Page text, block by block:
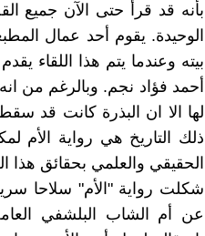
بأنه قد قرأ حتى الآن جميع
الوحيدة. يقوم أحد عمال
بيته وعندما يتم هذا اللقاء
أحمد فؤاد نجم. وبالرغم من
لها الا ان البذرة كانت قد
ذلك التاريخ هي رواية
الحقيقي والعلمي بحقائق هذا
شكلت رواية "الأم" سلاحا
عن أم الشاب البلشفي